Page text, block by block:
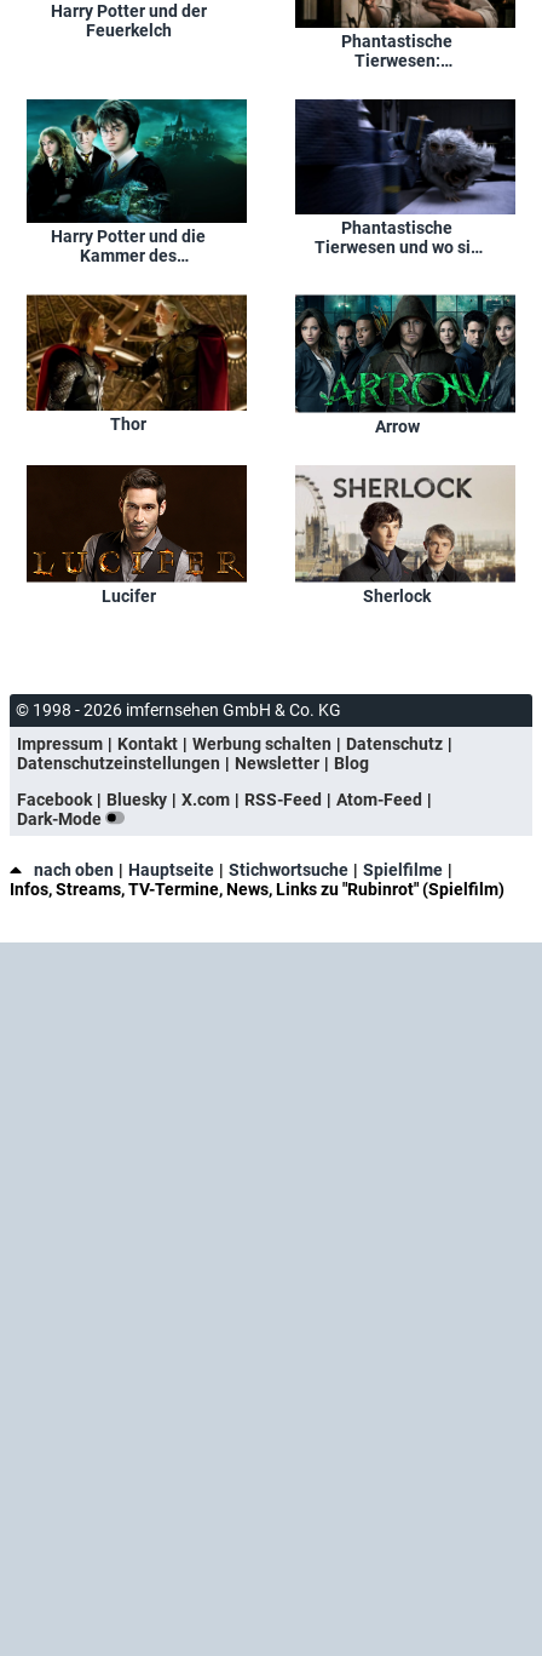
Harry Potter und der
Feuerkelch
Phantastische
Tierwesen:
Verbrechen
Harry Potter und die
Kammer des
Phantastische
Tierwesen und wo sie
Thor Arrow
Lucifer Sherlock
© 1998 - 2026 imfernsehen GmbH & Co. KG
Impressum
Kontakt Werbung schalten
Datenschutz
Datenschutzeinstellungen
Newsletter
Blog
Facebook
Bluesky X.com RSS-Feed
Atom-Feed
Dark-Mode
nach oben Hauptseite Stichwortsuche
Spielfilme
Infos, Streams, TV-Termine, News, Links zu "Rubinrot" (Spielfilm)